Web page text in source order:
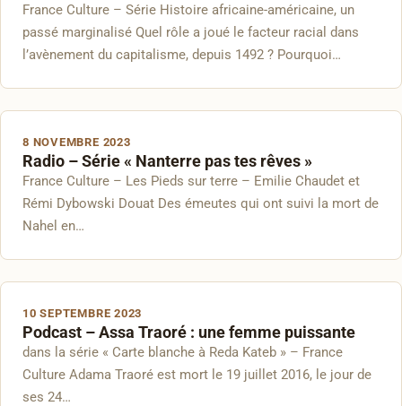
France Culture – Série Histoire africaine-américaine, un
passé marginalisé Quel rôle a joué le facteur racial dans
l’avènement du capitalisme, depuis 1492 ? Pourquoi…
8 NOVEMBRE 2023
Radio – Série « Nanterre pas tes rêves »
France Culture – Les Pieds sur terre – Emilie Chaudet et
Rémi Dybowski Douat Des émeutes qui ont suivi la mort de
Nahel en…
10 SEPTEMBRE 2023
Podcast – Assa Traoré : une femme puissante
dans la série « Carte blanche à Reda Kateb » – France
Culture Adama Traoré est mort le 19 juillet 2016, le jour de
ses 24…